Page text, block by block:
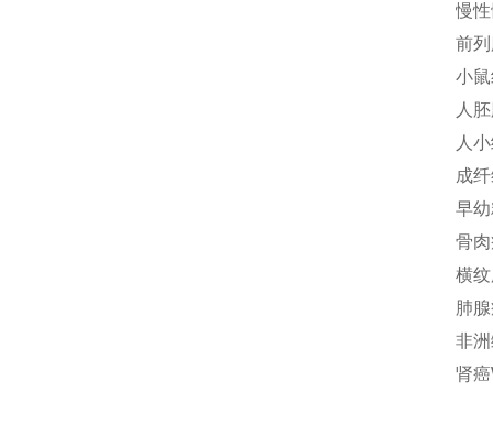
慢
前
小
人
人
成
早
骨
横
肺
非
肾